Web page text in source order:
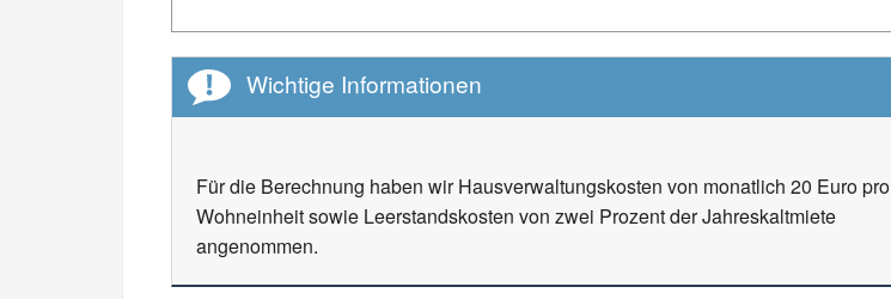
Wichtige Informationen
Für die Berechnung haben wir Hausverwaltungskosten von monatlich 20 Euro pro
Wohneinheit sowie Leerstandskosten von zwei Prozent der Jahreskaltmiete
angenommen.